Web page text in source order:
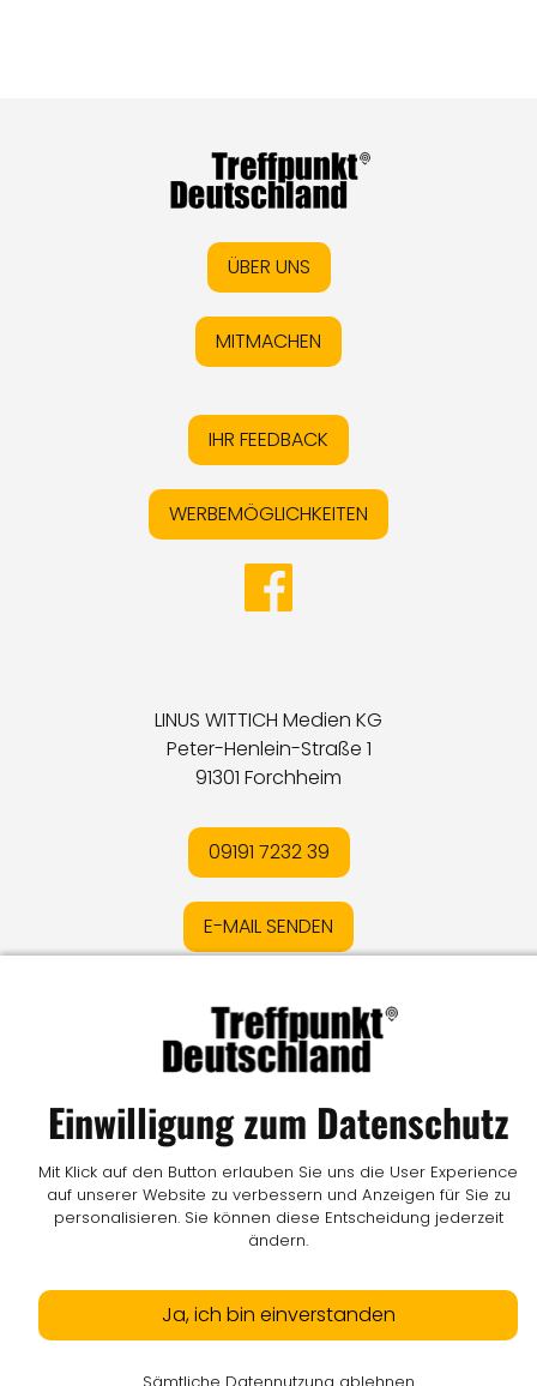
ÜBER UNS
MITMACHEN
IHR FEEDBACK
WERBEMÖGLICHKEITEN
LINUS WITTICH Medien KG
Peter-Henlein-Straße 1
91301 Forchheim
09191 7232 39
E-MAIL SENDEN
DatenschutzIOnline-Streitschlichtung
MediadatenIKontakt I Vertrag widerrufen
© LW Medien GmbH
Einwilligung zum Datenschutz
Mit Klick auf den Button erlauben Sie uns die User Experience
auf unserer Website zu verbessern und Anzeigen für Sie zu
personalisieren. Sie können diese Entscheidung jederzeit
ändern.
Ja, ich bin einverstanden